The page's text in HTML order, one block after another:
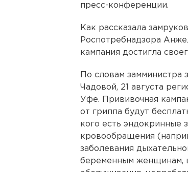
пресс-конференции.
Как рассказала
Роспотребнадзора
кампания достигла
По словам замминистра
Чадовой, 21 августа
Уфе. Прививочная
от гриппа будут
кого есть эндокринные
кровообращения
заболевания
беременным женщинам,